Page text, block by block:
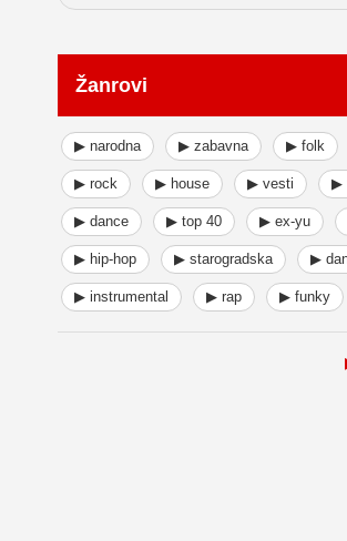
Žanrovi
▶ narodna ▶ zabavna ▶ folk
▶ rock ▶ house ▶ vesti ▶
▶ dance ▶ top 40 ▶ ex-yu
▶ hip-hop ▶ starogradska ▶
▶ instrumental ▶ rap ▶ funky